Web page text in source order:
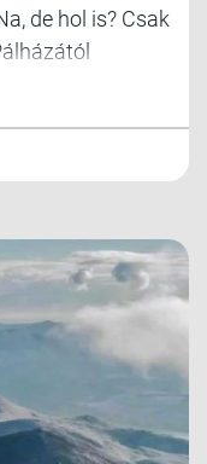
de hol is? Csak
a Kőkapu
akkor